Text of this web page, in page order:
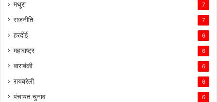
मथुरा 7
राजनीति 7
हरदोई 6
महाराष्ट्र 6
बाराबंकी 6
रायबरेली 6
पंचायत चुनाव 6